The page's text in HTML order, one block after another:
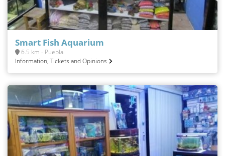
Smart Fish Aquarium
6.5 km - Puebla
Information, Tickets and Opinions